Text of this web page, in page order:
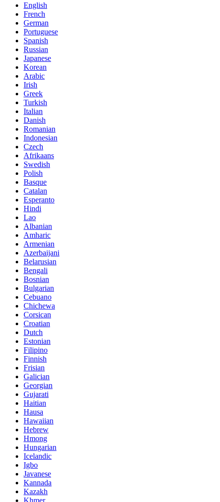
English
French
German
Portuguese
Spanish
Russian
Japanese
Korean
Arabic
Irish
Greek
Turkish
Italian
Danish
Romanian
Indonesian
Czech
Afrikaans
Swedish
Polish
Basque
Catalan
Esperanto
Hindi
Lao
Albanian
Amharic
Armenian
Azerbaijani
Belarusian
Bengali
Bosnian
Bulgarian
Cebuano
Chichewa
Corsican
Croatian
Dutch
Estonian
Filipino
Finnish
Frisian
Galician
Georgian
Gujarati
Haitian
Hausa
Hawaiian
Hebrew
Hmong
Hungarian
Icelandic
Igbo
Javanese
Kannada
Kazakh
Khmer